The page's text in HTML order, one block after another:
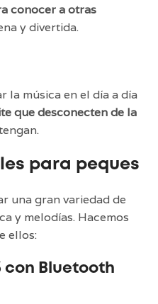
conocer a otras
y divertida.
la música en el día a día
que desconecten de la
para peques
una gran variedad de
y melodías. Hacemos
ellos:
con Bluetooth